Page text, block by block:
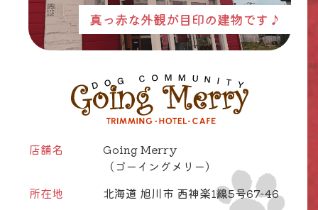
真っ赤な外観が目印の建物です♪
店舗名
Going Merry
（ゴーイングメリー）
所在地
北海道 旭川市 西神楽1線5号67-46